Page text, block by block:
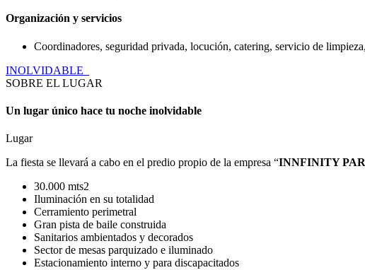
Organización y servicios
Coordinadores, seguridad privada, locución, catering, servicio de
INOLVIDABLE
SOBRE EL LUGAR
Un lugar único hace tu noche inolvidable
Lugar
La fiesta se llevará a cabo en el predio propio de la empresa “INNFINITY
30.000 mts2
Iluminación en su totalidad
Cerramiento perimetral
Gran pista de baile construida
Sanitarios ambientados y decorados
Sector de mesas parquizado e iluminado
Estacionamiento interno y para discapacitados